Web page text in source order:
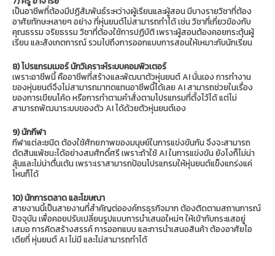
เป็นอาชีพที่ต้องมีปฏิสัมพันธ์ระหว่างผู้เรียนและผู้สอน มีบางรายวิชาที่ต้อง
อาศัยทักษะหลายๆ อย่าง ที่หุ่นยนต์ไม่สามารถทำได้ เช่น วิชาที่เกี่ยวข้องกับ
คุณธรรม จริยธรรม วิชาที่ต้องใช้การปฏิบัติ เพราะผู้สอนต้องคอยกระตุ้นผู้
เรียน และสังเกตการณ์ รวมไปถึงการออกแบบการสอนให้เหมาะกับนักเรียน
8) โปรแกรมเมอร์ นักวิเคราะห์ระบบคอมพิวเตอร์
เพราะอาชีพนี้ คืออาชีพที่สร้างและพัฒนาตัวหุ่นยนต์ AI นั่นเอง การทำงาน
ของหุ่นยนต์จึงไม่สามารถมาทดแทนอาชีพนี้ได้เลย AI สามารถช่วยในเรื่อง
ของการเขียนโค้ด หรือการทำตามคำสั่งตามโปรแกรมที่ตั้งไว้ได้ แต่ไม่
สามารถพัฒนาระบบของตัว AI ได้ด้วยตัวหุ่นยนต์เอง
9) นักกีฬา
กีฬาแต่ละชนิด ต้องใช้ศักยภาพของมนุษย์ในการแข่งขันกัน จึงจะสามารถ
ตัดสินแพ้ชนะได้อย่างสมศักดิ์ศรี เพราะถ้าใช้ AI ในการแข่งขัน ยังไงก็ไม่น่า
ลุ้นและไม่น่าตื่นเต้น เพราะเราสามารถป้อนโปรแกรมให้หุ่นยนต์แข็งแกร่งแค่
ไหนก็ได้
10) นักการตลาด และโฆษณา
สายงานนี้เป็นสายงานที่สำคัญต่อองค์กรธุรกิจมาก ต้องติดตามสถานการณ์
ปัจจุบัน เพื่อคอยปรับเปลี่ยนรูปแบบการนำเสนอใหม่ๆ ให้เข้ากับกระแสอยู่
เสมอ การคิดสร้างสรรค์ การออกแบบ และการนำเสนอสินค้า ต้องอาศัยไอ
เดียที่ หุ่นยนต์ AI ไม่มี และไม่สามารถทำได้